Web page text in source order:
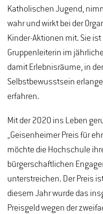
Katholischen Jugend,
wahr und wirkt bei der
Kinder-Aktionen mit. Sie
Gruppenleiterin im
damit Erlebnisräume, in
Selbstbewusstsein
erfahren.
Mit der 2020 ins Leben
„Geisenheimer Preis für
möchte die Hochschule
bürgerschaftlichen
unterstreichen. Der Preis
diesem Jahr wurde das
Preisgeld wegen der